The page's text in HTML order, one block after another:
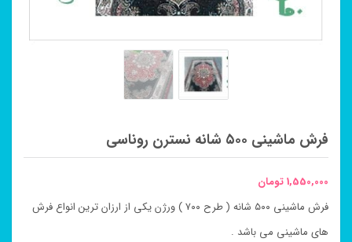
فرش ماشینی ۵۰۰ شانه نسترن روناسی
1,550,000تومان
فرش ماشینی ۵۰۰ شانه ( طرح ۷۰۰ ) ورژن یکی از ارزان ترین انواع فرش
های ماشینی می باشد .